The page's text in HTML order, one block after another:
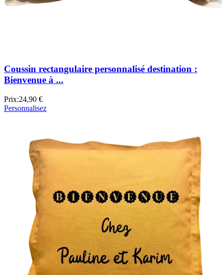
Coussin rectangulaire personnalisé destination :
Bienvenue à ...
Prix:24,90 €
Personnalisez